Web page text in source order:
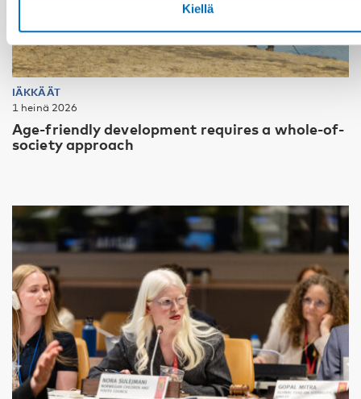
Kiellä
IÄKKÄÄT
1 heinä 2026
Age-friendly development requires a whole-of-
society approach